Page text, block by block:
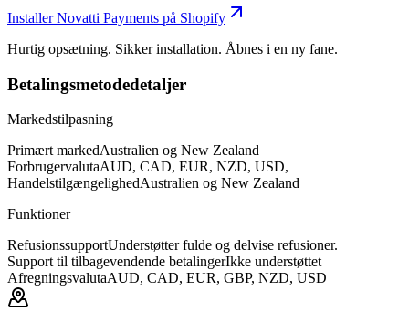
Installer Novatti Payments på Shopify
Hurtig opsætning. Sikker installation. Åbnes i en ny fane.
Betalingsmetodedetaljer
Markedstilpasning
Primært markedAustralien og New Zealand
ForbrugervalutaAUD, CAD, EUR, NZD, USD,
HandelstilgængelighedAustralien og New Zealand
Funktioner
RefusionssupportUnderstøtter fulde og delvise refusioner.
Support til tilbagevendende betalingerIkke understøttet
AfregningsvalutaAUD, CAD, EUR, GBP, NZD, USD